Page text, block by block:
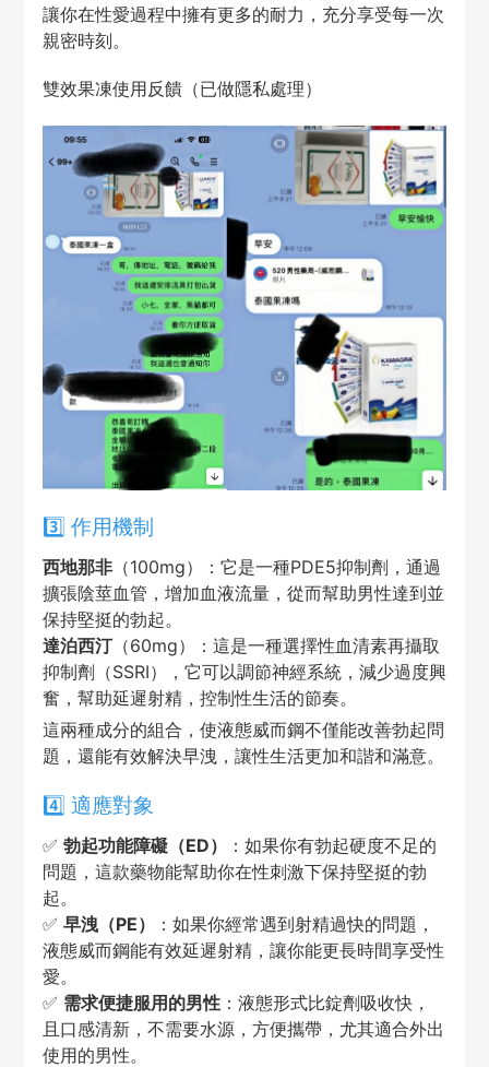
讓你在性愛過程中擁有更多的耐力，充分享受每一次
親密時刻。
雙效果凍使用反饋（已做隱私處理）
3️⃣ 作用機制
西地那非（100mg）：它是一種PDE5抑制劑，通過
擴張陰莖血管，增加血液流量，從而幫助男性達到並
保持堅挺的勃起。
達泊西汀（60mg）：這是一種選擇性血清素再攝取
抑制劑（SSRI），它可以調節神經系統，減少過度興
奮，幫助延遲射精，控制性生活的節奏。
這兩種成分的組合，使液態威而鋼不僅能改善勃起問
題，還能有效解決早洩，讓性生活更加和諧和滿意。
4️⃣ 適應對象
✅ 勃起功能障礙（ED）
：如果你有勃起硬度不足的
問題，這款藥物能幫助你在性刺激下保持堅挺的勃
起。
✅ 早洩（PE）
：如果你經常遇到射精過快的問題，
液態威而鋼能有效延遲射精，讓你能更長時間享受性
愛。
✅ 需求便捷服用的男性：液態形式比錠劑吸收快，
且口感清新，不需要水源，方便攜帶，尤其適合外出
使用的男性。